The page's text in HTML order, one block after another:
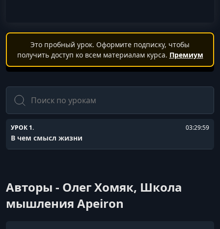
Это пробный урок. Оформите подписку, чтобы
получить доступ ко всем материалам курса. Премиум
Поиск
УРОК 1. 03:29:59
В чем смысл жизни
Авторы - Олег Хомяк, Школа
мышления Apeiron